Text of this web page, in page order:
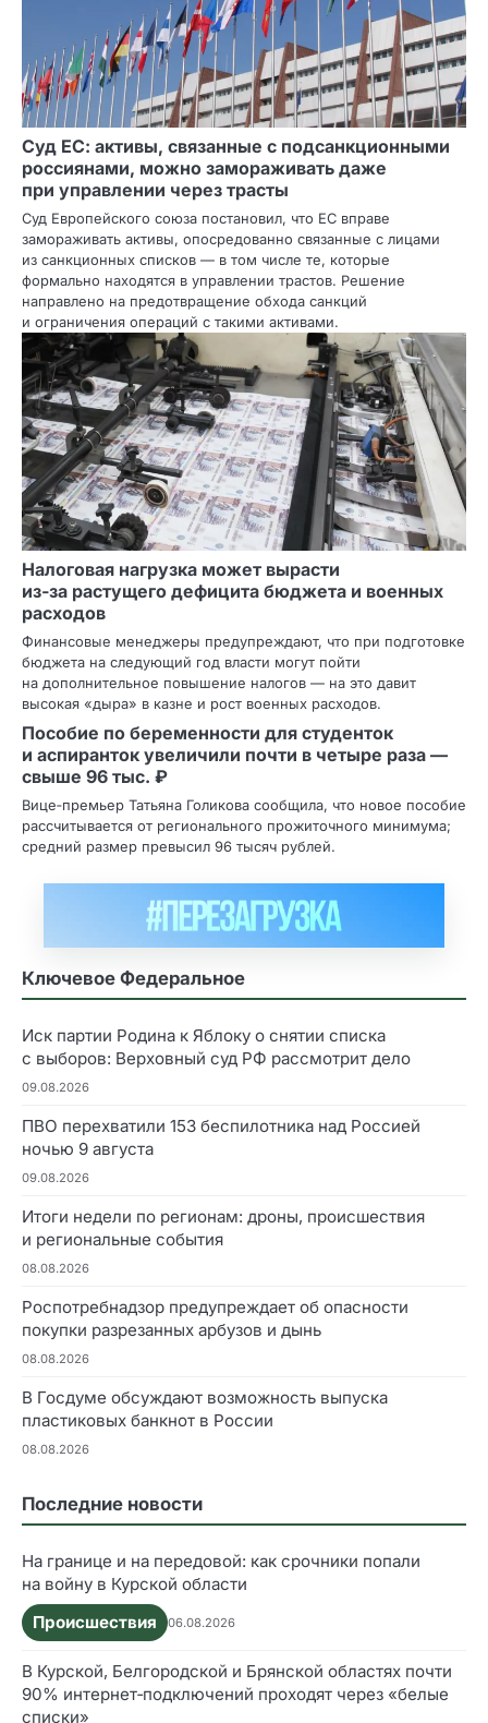
Суд ЕС: активы, связанные с подсанкционными
россиянами, можно замораживать даже
при управлении через трасты
Суд Европейского союза постановил, что ЕС вправе
замораживать активы, опосредованно связанные с лицами
из санкционных списков — в том числе те, которые
формально находятся в управлении трастов. Решение
направлено на предотвращение обхода санкций
и ограничения операций с такими активами.
Налоговая нагрузка может вырасти
из‑за растущего дефицита бюджета и военных
расходов
Финансовые менеджеры предупреждают, что при подготовке
бюджета на следующий год власти могут пойти
на дополнительное повышение налогов — на это давит
высокая «дыра» в казне и рост военных расходов.
Пособие по беременности для студенток
и аспиранток увеличили почти в четыре раза —
свыше 96 тыс. ₽
Вице‑премьер Татьяна Голикова сообщила, что новое пособие
рассчитывается от регионального прожиточного минимума;
средний размер превысил 96 тысяч рублей.
Ключевое Федеральное
Иск партии Родина к Яблоку о снятии списка
с выборов: Верховный суд РФ рассмотрит дело
09.08.2026
ПВО перехватили 153 беспилотника над Россией
ночью 9 августа
09.08.2026
Итоги недели по регионам: дроны, происшествия
и региональные события
08.08.2026
Роспотребнадзор предупреждает об опасности
покупки разрезанных арбузов и дынь
08.08.2026
В Госдуме обсуждают возможность выпуска
пластиковых банкнот в России
08.08.2026
Последние новости
На границе и на передовой: как срочники попали
на войну в Курской области
Происшествия
06.08.2026
В Курской, Белгородской и Брянской областях почти
90% интернет‑подключений проходят через «белые
списки»